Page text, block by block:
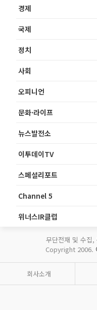
경제
국제
정치
사회
오피니언
문화·라이프
뉴스발전소
이투데이TV
스페셜리포트
Channel 5
위너스IR클럽
무단전재 및 수집,
Copyright 2006.
회사소개